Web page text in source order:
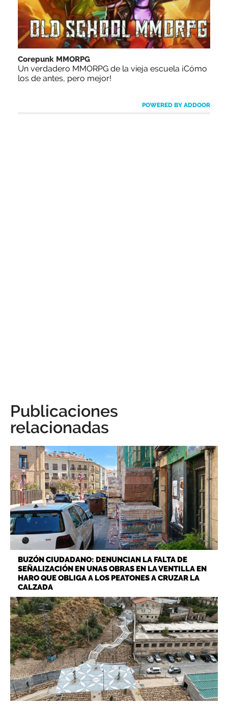
Corepunk MMORPG
Un verdadero MMORPG de la vieja escuela ¡Cómo
los de antes, pero mejor!
POWERED BY ADDOOR
Publicaciones
relacionadas
BUZÓN CIUDADANO: DENUNCIAN LA FALTA DE
SEÑALIZACIÓN EN UNAS OBRAS EN LA VENTILLA EN
HARO QUE OBLIGA A LOS PEATONES A CRUZAR LA
CALZADA